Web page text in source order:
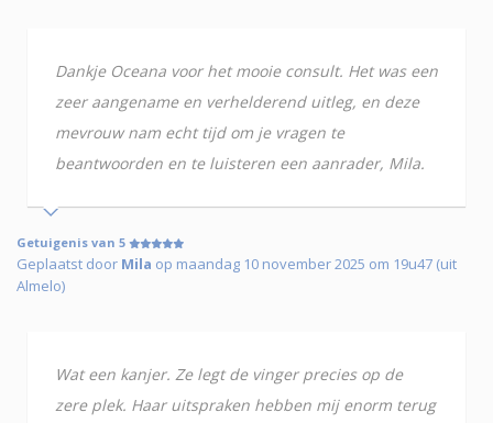
Dankje Oceana voor het mooie consult. Het was een
zeer aangename en verhelderend uitleg, en deze
mevrouw nam echt tijd om je vragen te
beantwoorden en te luisteren een aanrader, Mila.
Getuigenis van 5
Geplaatst door Mila op maandag 10 november 2025 om 19u47 (uit
Almelo)
Wat een kanjer. Ze legt de vinger precies op de
zere plek. Haar uitspraken hebben mij enorm terug